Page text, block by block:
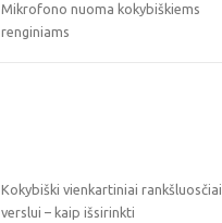
Mikrofono nuoma kokybiškiems
renginiams
Kokybiški vienkartiniai rankšluosčiai
verslui – kaip išsirinkti